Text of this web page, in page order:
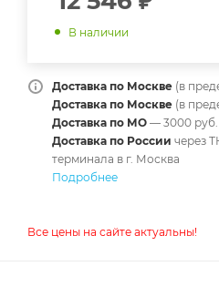
В наличии
Доставка по Москве (в
Доставка по Москве (в
Доставка по МО — 3000 руб.
Доставка по России через
терминала в г. Москва
Подробнее
Все цены на сайте актуальны!